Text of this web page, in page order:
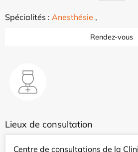
Spécialités : Anesthésie ,
Rendez-vous
Lieux de consultation
Centre de consultations de la